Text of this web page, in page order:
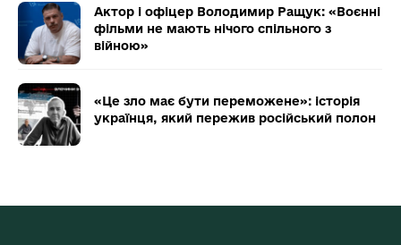
Актор і офіцер Володимир Ращук: «Воєнні
фільми не мають нічого спільного з
війною»
«Це зло має бути переможене»: історія
українця, який пережив російський полон